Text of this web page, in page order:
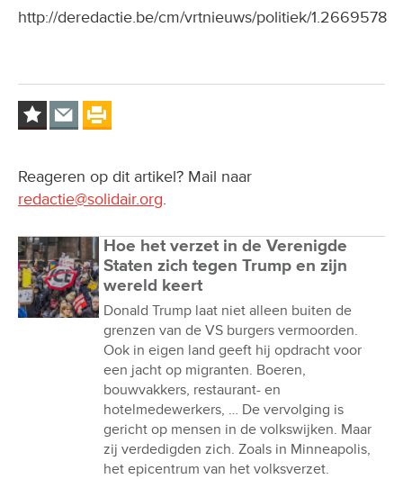
http://deredactie.be/cm/vrtnieuws/politiek/1.2669578
Reageren op dit artikel? Mail naar
redactie@solidair.org.
Hoe het verzet in de Verenigde
Staten zich tegen Trump en zijn
wereld keert
Donald Trump laat niet alleen buiten de
grenzen van de VS burgers vermoorden.
Ook in eigen land geeft hij opdracht voor
een jacht op migranten. Boeren,
bouwvakkers, restaurant- en
hotelmedewerkers, … De vervolging is
gericht op mensen in de volkswijken. Maar
zij verdedigden zich. Zoals in Minneapolis,
het epicentrum van het volksverzet.